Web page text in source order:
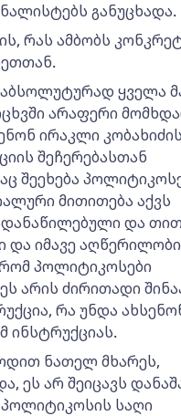
განუცხადა.
რას ამბობს
ყველა
არაფერი
ირაკლი
შეჩერებასთან
შეეხება
მითითება აქვს
და
და იმავე
პოლიტიკოსები
არის ძირითადი
რა უნდა
ინსტრუქციას.
ნათელ მხარეს,
ეს არ შეიცავს
პოლიტიკოსის საღი